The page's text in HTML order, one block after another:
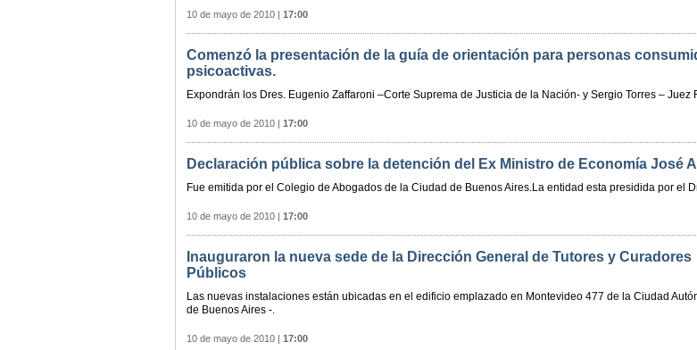
10 de mayo de 2010| 17:00
Comenzó la presentación de la guía de orientación para personas
psicoactivas.
Expondrán los Dres. Eugenio Zaffaroni –Corte Suprema de Justicia de la Nación- y Sergio Torres – Juez
10 de mayo de 2010| 17:00
Declaración pública sobre la detención del Ex Ministro de Economía José
Fue emitida por el Colegio de Abogados de la Ciudad de Buenos Aires.La entidad esta presidida por el
10 de mayo de 2010| 17:00
Inauguraron la nueva sede de la Dirección General de Tutores y Curadores
Públicos
Las nuevas instalaciones están ubicadas en el edificio emplazado en Montevideo 477 de la Ciudad
de Buenos Aires -.
10 de mayo de 2010| 17:00